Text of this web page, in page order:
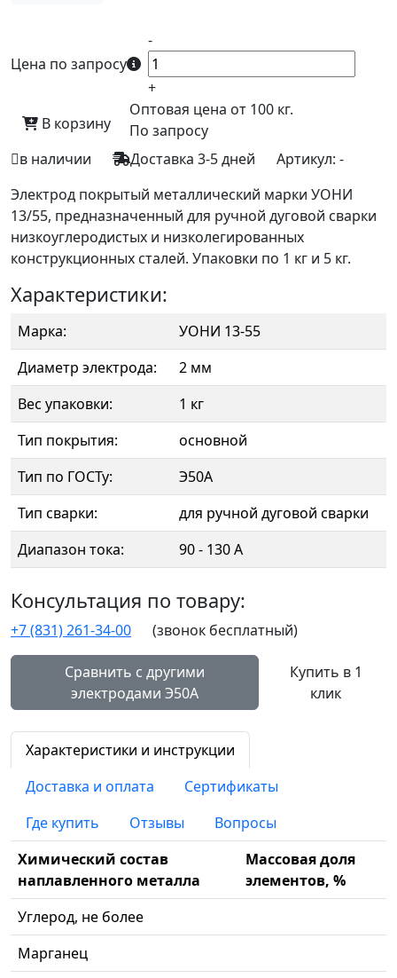
Цена по запросу
-
+
В корзину
Оптовая цена от 100 кг.
По запросу
в наличии
Доставка 3-5 дней Артикул: -
Электрод покрытый металлический марки УОНИ
13/55, предназначенный для ручной дуговой сварки
низкоуглеродистых и низколегированных
конструкционных сталей. Упаковки по 1 кг и 5 кг.
Характеристики:
Марка:
УОНИ 13-55
Диаметр электрода:
2 мм
Вес упаковки:
1 кг
Тип покрытия:
основной
Тип по ГОСТу:
Э50А
Тип сварки:
для ручной дуговой сварки
Диапазон тока:
90 - 130 А
Консультация по товару:
+7 (831) 261-34-00 (звонок бесплатный)
Сравнить с другими
электродами Э50А
Купить в 1
клик
Характеристики и инструкции
Доставка и оплата
Сертификаты
Где купить
Отзывы
Вопросы
Химический состав
наплавленного металла
Массовая доля
элементов, %
Углерод, не более
Марганец